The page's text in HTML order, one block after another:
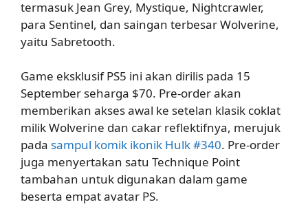
termasuk Jean Grey, Mystique, Nightcrawler,
para Sentinel, dan saingan terbesar Wolverine,
yaitu Sabretooth.
Game eksklusif PS5 ini akan dirilis pada 15
September seharga $70. Pre-order akan
memberikan akses awal ke setelan klasik coklat
milik Wolverine dan cakar reflektifnya, merujuk
pada sampul komik ikonik Hulk #340. Pre-order
juga menyertakan satu Technique Point
tambahan untuk digunakan dalam game
beserta empat avatar PS.